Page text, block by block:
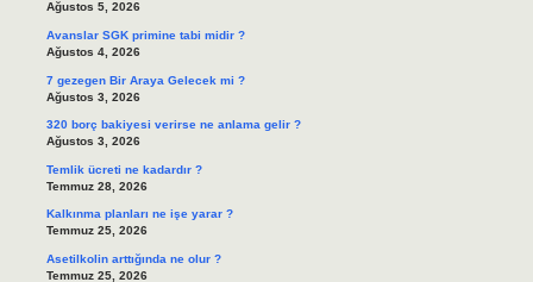
Ağustos 5, 2026
Avanslar SGK primine tabi midir ?
Ağustos 4, 2026
7 gezegen Bir Araya Gelecek mi ?
Ağustos 3, 2026
320 borç bakiyesi verirse ne anlama gelir ?
Ağustos 3, 2026
Temlik ücreti ne kadardır ?
Temmuz 28, 2026
Kalkınma planları ne işe yarar ?
Temmuz 25, 2026
Asetilkolin arttığında ne olur ?
Temmuz 25, 2026